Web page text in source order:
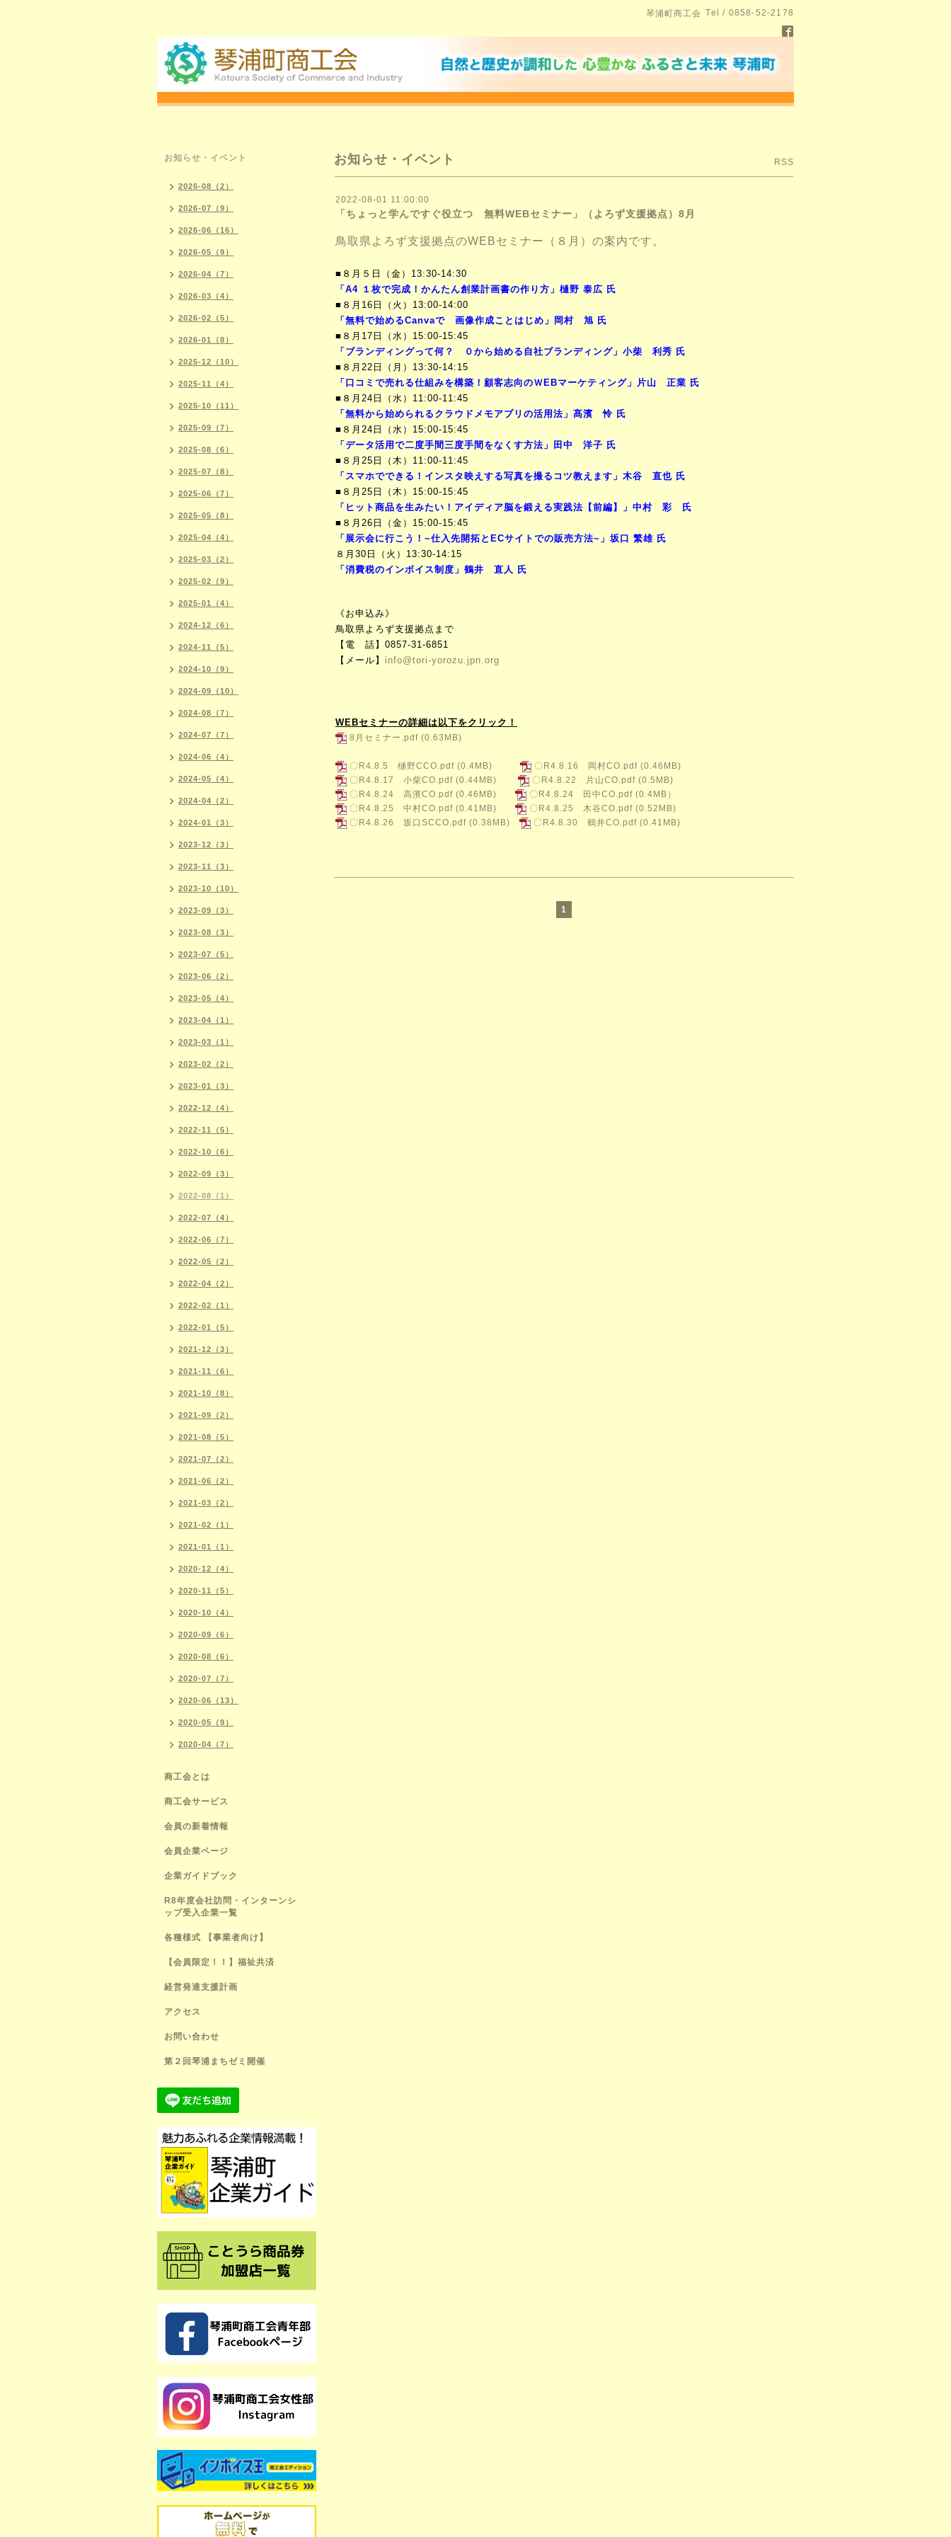
琴浦町商工会 Tel / 0858-52-2178
お知らせ・イベント RSS
2022-08-01 11:00:00
「ちょっと学んですぐ役立つ 無料WEBセミナー」（よろず支援拠点）8月
鳥取県よろず支援拠点のWEBセミナー（８月）の案内です。
■８月５日（金）13:30-14:30
「A4 １枚で完成！かんたん創業計画書の作り方 」樋野 泰広 氏
■８月16日（火）13:00-14:00
「無料で始めるCanvaで 画像作成ことはじめ 」岡村 旭 氏
■８月17日（水）15:00-15:45
「ブランディングって何？ ０から始める自社ブランディング 」小柴 利秀 氏
■８月22日（月）13:30-14:15
「口コミで売れる仕組みを構築！顧客志向のＷEBマーケティング 」片山 正業 氏
■８月24日（水）11:00-11:45
「無料から始められるクラウドメモアプリの活用法 」髙濱 怜 氏
■８月24日（水）15:00-15:45
「データ活用で二度手間三度手間をなくす方法 」田中 洋子 氏
■８月25日（木）11:00-11:45
「スマホでできる！インスタ映えする写真を撮るコツ教えます 」木谷 直也 氏
■８月25日（木）15:00-15:45
「ヒット商品を生みたい！アイディア脳を鍛える実践法【前編】
」中村 彩 氏
■８月26日（金）15:00-15:45
「展示会に行こう！~仕入先開拓とECサイトでの販売方法~ 」坂口 繁雄 氏
８月30日（火）13:30-14:15
「消費税のインボイス制度 」鶴井 直人 氏
《お申込み》
鳥取県よろず支援拠点まで
【電 話】0857-31-6851
【メール】 info@tori-yorozu.jpn.org
WEBセミナーの詳細は以下をクリック！
8月セミナー.pdf (0.63MB)
〇R4.8.5 樋野CCO.pdf (0.4MB) 〇R4.8.16 岡村CO.pdf (0.46MB)
〇R4.8.17 小柴CO.pdf (0.44MB) 〇R4.8.22 片山CO.pdf (0.5MB)
〇R4.8.24 高濱CO.pdf (0.46MB) 〇R4.8.24 田中CO.pdf (0.4MB）
〇R4.8.25 中村CO.pdf (0.41MB) 〇R4.8.25 木谷CO.pdf (0.52MB)
〇R4.8.26 坂口SCCO.pdf (0.38MB) 〇R4.8.30 鶴井CO.pdf (0.41MB)
1
お知らせ・イベント
2026-08（2）
2026-07（9）
2026-06（16）
2026-05（9）
2026-04（7）
2026-03（4）
2026-02（5）
2026-01（8）
2025-12（10）
2025-11（4）
2025-10（11）
2025-09（7）
2025-08（6）
2025-07（8）
2025-06（7）
2025-05（8）
2025-04（4）
2025-03（2）
2025-02（9）
2025-01（4）
2024-12（6）
2024-11（5）
2024-10（9）
2024-09（10）
2024-08（7）
2024-07（7）
2024-06（4）
2024-05（4）
2024-04（2）
2024-01（3）
2023-12（3）
2023-11（3）
2023-10（10）
2023-09（3）
2023-08（3）
2023-07（5）
2023-06（2）
2023-05（4）
2023-04（1）
2023-03（1）
2023-02（2）
2023-01（3）
2022-12（4）
2022-11（5）
2022-10（6）
2022-09（3）
2022-08（1）
2022-07（4）
2022-06（7）
2022-05（2）
2022-04（2）
2022-02（1）
2022-01（5）
2021-12（3）
2021-11（6）
2021-10（8）
2021-09（2）
2021-08（5）
2021-07（2）
2021-06（2）
2021-03（2）
2021-02（1）
2021-01（1）
2020-12（4）
2020-11（5）
2020-10（4）
2020-09（6）
2020-08（6）
2020-07（7）
2020-06（13）
2020-05（9）
2020-04（7）
商工会とは
商工会サービス
会員の新着情報
会員企業ページ
企業ガイドブック
R8年度会社訪問・インターンシ
ップ受入企業一覧
各種様式 【事業者向け】
【会員限定！！】福祉共済
経営発達支援計画
アクセス
お問い合わせ
第２回琴浦まちゼミ開催